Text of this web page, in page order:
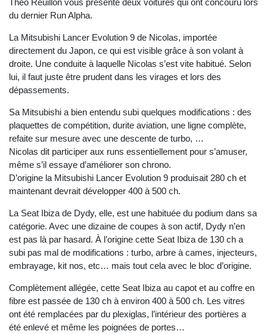
Théo Reuillon vous présente deux voitures qui ont concouru lors
du dernier Run Alpha.
La Mitsubishi Lancer Evolution 9 de Nicolas, importée
directement du Japon, ce qui est visible grâce à son volant à
droite. Une conduite à laquelle Nicolas s’est vite habitué. Selon
lui, il faut juste être prudent dans les virages et lors des
dépassements.
Sa Mitsubishi a bien entendu subi quelques modifications : des
plaquettes de compétition, durite aviation, une ligne complète,
refaite sur mesure avec une descente de turbo, …
Nicolas dit participer aux runs essentiellement pour s’amuser,
même s’il essaye d’améliorer son chrono.
D’origine la Mitsubishi Lancer Evolution 9 produisait 280 ch et
maintenant devrait développer 400 à 500 ch.
La Seat Ibiza de Dydy, elle, est une habituée du podium dans sa
catégorie. Avec une dizaine de coupes à son actif, Dydy n’en
est pas là par hasard. À l’origine cette Seat Ibiza de 130 ch a
subi pas mal de modifications : turbo, arbre à cames, injecteurs,
embrayage, kit nos, etc… mais tout cela avec le bloc d’origine.
Complètement allégée, cette Seat Ibiza au capot et au coffre en
fibre est passée de 130 ch à environ 400 à 500 ch. Les vitres
ont été remplacées par du plexiglas, l’intérieur des portières a
été enlevé et même les poignées de portes…